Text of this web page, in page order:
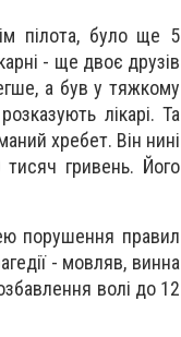
пілота, було ще 5
- ще двоє друзів
а був у тяжкому
лікарі. Та
хребет. Він нині
гривень. Його
порушення правил
- мовляв, винна
волі до 12